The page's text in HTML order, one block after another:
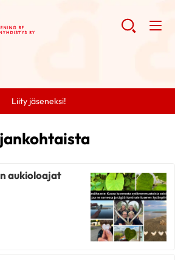
Liity jäseneksi!
aukioloajat